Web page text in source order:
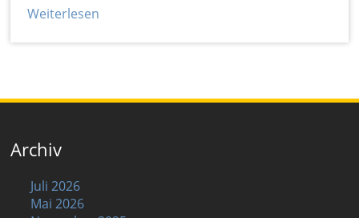
Weiterlesen
Archiv
Juli 2026
Mai 2026